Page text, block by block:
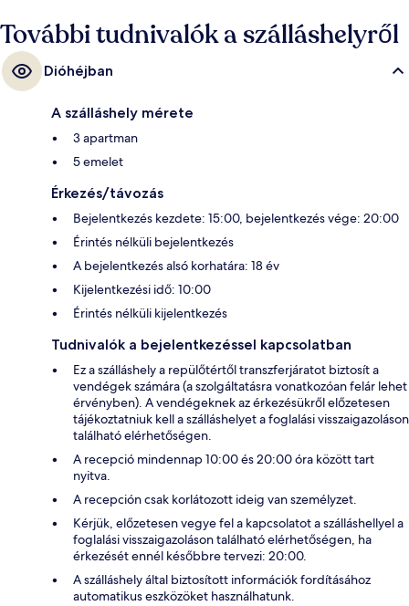
További tudnivalók a szálláshelyről
Dióhéjban
A szálláshely mérete
3 apartman
5 emelet
Érkezés/távozás
Bejelentkezés kezdete: 15:00, bejelentkezés vége: 20:00
Érintés nélküli bejelentkezés
A bejelentkezés alsó korhatára: 18 év
Kijelentkezési idő: 10:00
Érintés nélküli kijelentkezés
Tudnivalók a bejelentkezéssel kapcsolatban
Ez a szálláshely a repülőtértől transzferjáratot biztosít a
vendégek számára (a szolgáltatásra vonatkozóan felár lehet
érvényben). A vendégeknek az érkezésükről előzetesen
tájékoztatniuk kell a szálláshelyet a foglalási visszaigazoláson
található elérhetőségen.
A recepció mindennap 10:00 és 20:00 óra között tart
nyitva.
A recepción csak korlátozott ideig van személyzet.
Kérjük, előzetesen vegye fel a kapcsolatot a szálláshellyel a
foglalási visszaigazoláson található elérhetőségen, ha
érkezését ennél későbbre tervezi: 20:00.
A szálláshely által biztosított információk fordításához
automatikus eszközöket használhatunk.